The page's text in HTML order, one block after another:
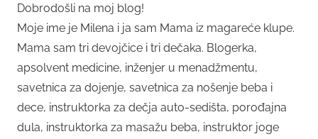
Dobrodošli na moj blog!
Moje ime je Milena i ja sam Mama iz magareće klupe.
Mama sam tri devojčice i tri dečaka. Blogerka,
apsolvent medicine, inženjer u menadžmentu,
savetnica za dojenje, savetnica za nošenje beba i
dece, instruktorka za dečja auto-sedišta, porođajna
dula, instruktorka za masažu beba, instruktor joge